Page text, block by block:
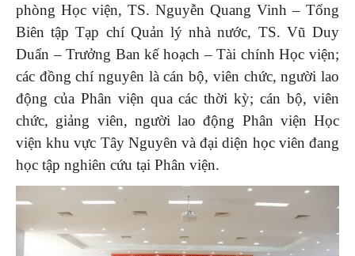
phòng Học viện, TS. Nguyễn Quang Vinh – Tổng
Biên tập Tạp chí Quản lý nhà nước, TS. Vũ Duy
Duẩn – Trưởng Ban kế hoạch – Tài chính Học viện;
các đồng chí nguyên là cán bộ, viên chức, người lao
động của Phân viện qua các thời kỳ; cán bộ, viên
chức, giảng viên, người lao động Phân viện Học
viện khu vực Tây Nguyên và đại diện học viên đang
học tập nghiên cứu tại Phân viện.